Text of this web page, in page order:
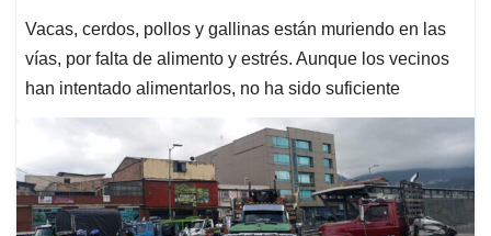
Vacas, cerdos, pollos y gallinas están muriendo en las
vías, por falta de alimento y estrés. Aunque los vecinos
han intentado alimentarlos, no ha sido suficiente